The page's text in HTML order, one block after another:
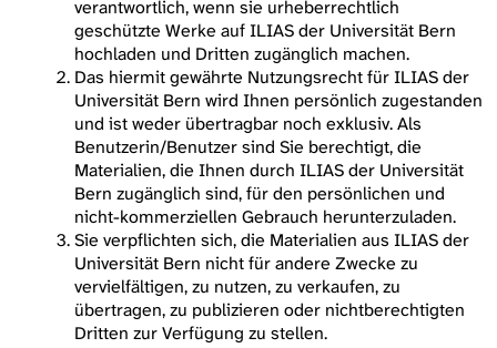
verantwortlich, wenn sie urheberrechtlich
geschützte Werke auf ILIAS der Universität Bern
hochladen und Dritten zugänglich machen.
Das hiermit gewährte Nutzungsrecht für ILIAS der
Universität Bern wird Ihnen persönlich zugestanden
und ist weder übertragbar noch exklusiv. Als
Benutzerin/Benutzer sind Sie berechtigt, die
Materialien, die Ihnen durch ILIAS der Universität
Bern zugänglich sind, für den persönlichen und
nicht-kommerziellen Gebrauch herunterzuladen.
Sie verpflichten sich, die Materialien aus ILIAS der
Universität Bern nicht für andere Zwecke zu
vervielfältigen, zu nutzen, zu verkaufen, zu
übertragen, zu publizieren oder nichtberechtigten
Dritten zur Verfügung zu stellen.